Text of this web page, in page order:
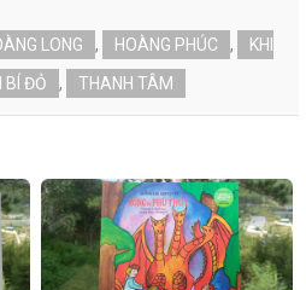
LONG , HOÀNG PHÚC ,
KHI
BÍ ĐỎ , THANH TÂM